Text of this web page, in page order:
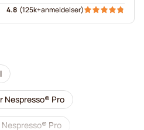
4.8 (125k+anmeldelser)
Nespresso® Pro
Pro